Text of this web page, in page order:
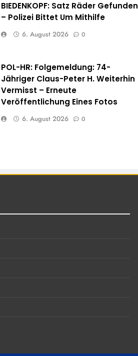
BIEDENKOPF: Satz Räder Gefunden
– Polizei Bittet Um Mithilfe
6. August 2026 0
POL-HR: Folgemeldung: 74-
Jähriger Claus-Peter H. Weiterhin
Vermisst – Erneute
Veröffentlichung Eines Fotos
6. August 2026 0